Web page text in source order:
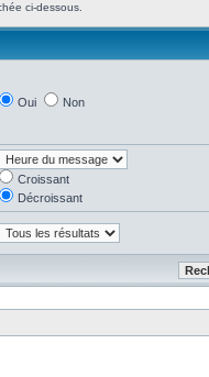
ci-dessous.
Oui Non
Croissant
Décroissant